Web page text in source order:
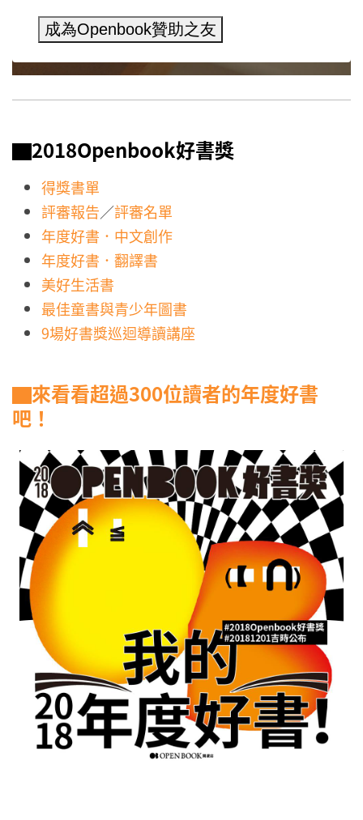
成為Openbook贊助之友
▇2018Openbook好書獎
得獎書單
評審報告／評審名單
年度好書．中文創作
年度好書．翻譯書
美好生活書
最佳童書與青少年圖書
9場好書獎巡迴導讀講座
▇來看看超過300位讀者的年度好書
吧！